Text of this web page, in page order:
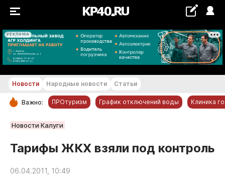
РЕКЛАМА
+24...+25 °С
РУБРИКИ
Обнинск
Новости компаний
Статьи
Новости Народные новости Статьи
Важно: ПРОтуризм График отключений воды Клиника
Новости Калуги
Тарифы ЖКХ взяли под контроль
06.04.2011, 10:49